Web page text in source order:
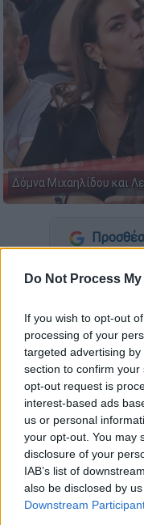
Do Not Process
If you wish to opt-out
processing of your
targeted advertising
section to confirm
opt-out request is
interest-based ads
us or personal
your opt-out. You may
disclosure of your
IAB’s list of
also be disclosed by
Downstream
Δόμνα Μιχαηλίδου και
ΗΔόμνα
πρώτο τηςπαιδί,
Λεωνίδα
ΔΙΑΒΑΣΤΕ
Lifestyle|
Πάνος
για
δήθεν
βολεύονται»